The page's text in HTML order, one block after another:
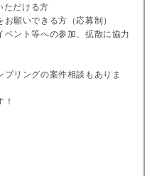
ただける方
願いできる方（応募制）
ベント等への参加、拡散に協力
リングの案件相談もありま